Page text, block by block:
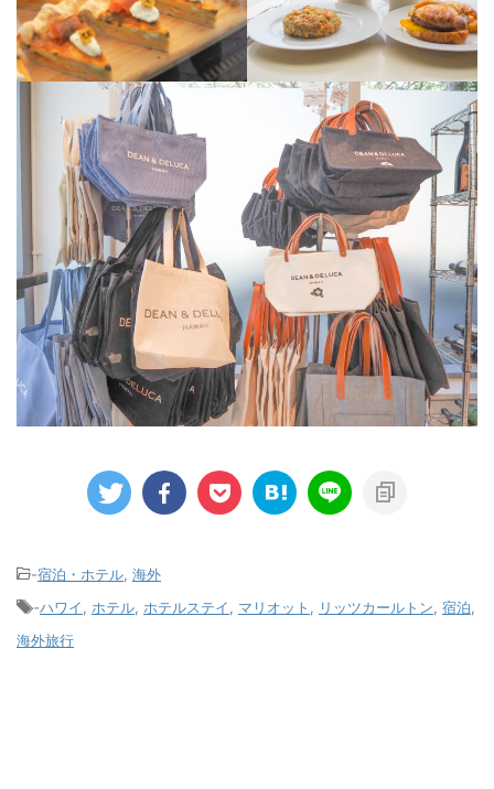
-宿泊・ホテル, 海外
-ハワイ, ホテル, ホテルステイ, マリオット , リッツカールトン, 宿泊,
海外旅行